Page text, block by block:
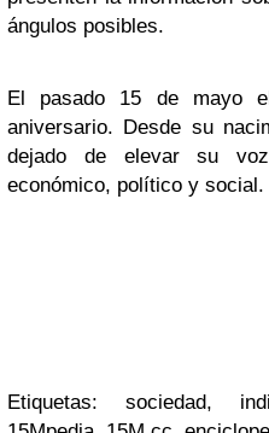
ángulos posibles.
El pasado 15 de mayo
aniversario. Desde su
dejado de elevar su
económico, político y social.
Etiquetas: sociedad,